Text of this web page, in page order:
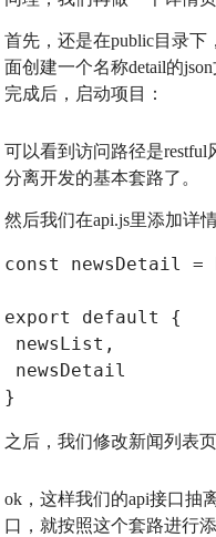
首先，还是在public目录下
面创建一个名称detail的
完成后，启动项目：
可以看到访问路径是
分离开发的基本套路了。
然后我们在api.js里添加详
const newsDetail
export default {
newsList,
newsDetail
}
之后，我们修改新闻列表
ok，这样我们的api接口抽
口，就按照这个套路进行添